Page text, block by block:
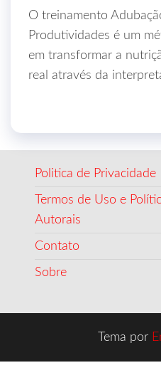
O treinamento
Produtividades é um
em transformar a
real através da
Politica de Privacidade
Termos de Uso e
Autorais
Contato
Sobre
Tema por